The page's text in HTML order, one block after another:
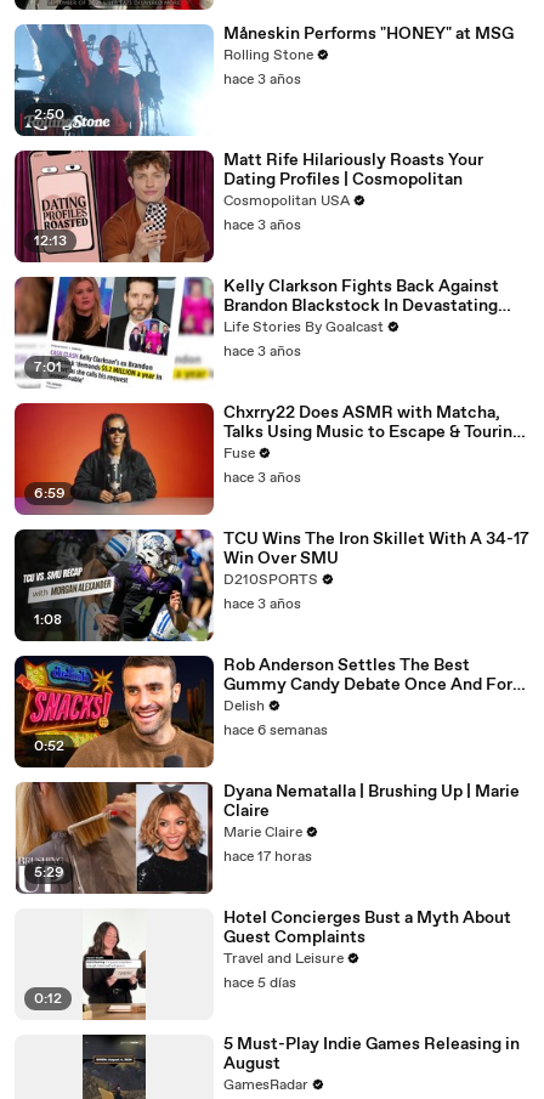
2:50
Måneskin Performs "HONEY" at MSG
Rolling Stone
hace 3 años
12:13
Matt Rife Hilariously Roasts Your
Dating Profiles | Cosmopolitan
Cosmopolitan USA
hace 3 años
7:01
Kelly Clarkson Fights Back Against
Brandon Blackstock In Devastating
Divorce Battle
Life Stories By Goalcast
hace 3 años
6:59
Chxrry22 Does ASMR with Matcha,
Talks Using Music to Escape & Touring
with The Weeknd
Fuse
hace 3 años
1:08
TCU Wins The Iron Skillet With A 34-17
Win Over SMU
D210SPORTS
hace 3 años
0:52
Rob Anderson Settles The Best
Gummy Candy Debate Once And For
All
Delish
hace 6 semanas
5:29
Dyana Nematalla | Brushing Up | Marie
Claire
Marie Claire
hace 17 horas
0:12
Hotel Concierges Bust a Myth About
Guest Complaints
Travel and Leisure
hace 5 días
5 Must-Play Indie Games Releasing in
August
GamesRadar